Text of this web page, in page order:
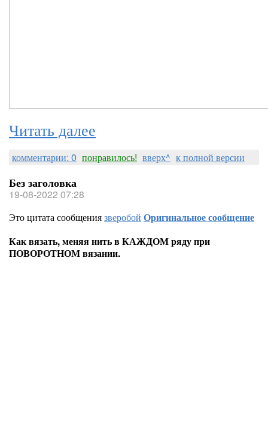
Читать далее
комментарии: 0 понравилось! вверх^ к полной версии
Без заголовка
19-08-2022 07:28
Это цитата сообщениязверобой Оригинальное сообщение
Как вязать, меняя нить в КАЖДОМ ряду при
ПОВОРОТНОМ вязании.